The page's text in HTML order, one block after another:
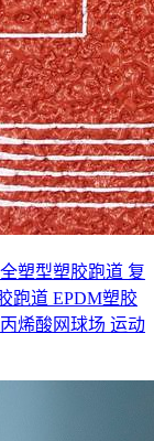
全塑型塑胶跑道 复
跑道 EPDM塑胶
烯酸网球场 运动